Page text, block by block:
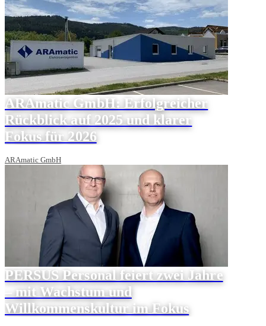
ARAmatic GmbH: Erfolgreicher
Rückblick auf 2025 und klarer
Fokus für 2026
ARAmatic GmbH
PERSUS Personal feiert zwei Jahre
– mit Wachstum und
Willkommenskultur im Fokus